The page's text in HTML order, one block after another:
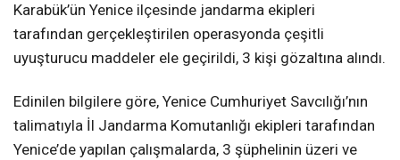
Karabük’ün Yenice ilçesinde jandarma ekipleri
tarafından gerçekleştirilen operasyonda çeşitli
uyuşturucu maddeler ele geçirildi, 3 kişi gözaltına alındı.
Edinilen bilgilere göre, Yenice Cumhuriyet Savcılığı’nın
talimatıyla İl Jandarma Komutanlığı ekipleri tarafından
Yenice’de yapılan çalışmalarda, 3 şüphelinin üzeri ve